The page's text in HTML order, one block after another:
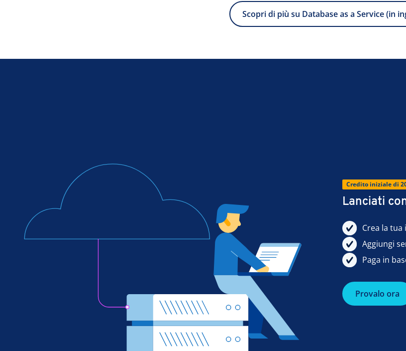
Scopri di più su Database as a Service (in
Credito iniziale di
Lanciati
Crea la
Aggiungi
Paga in
Provalo ora